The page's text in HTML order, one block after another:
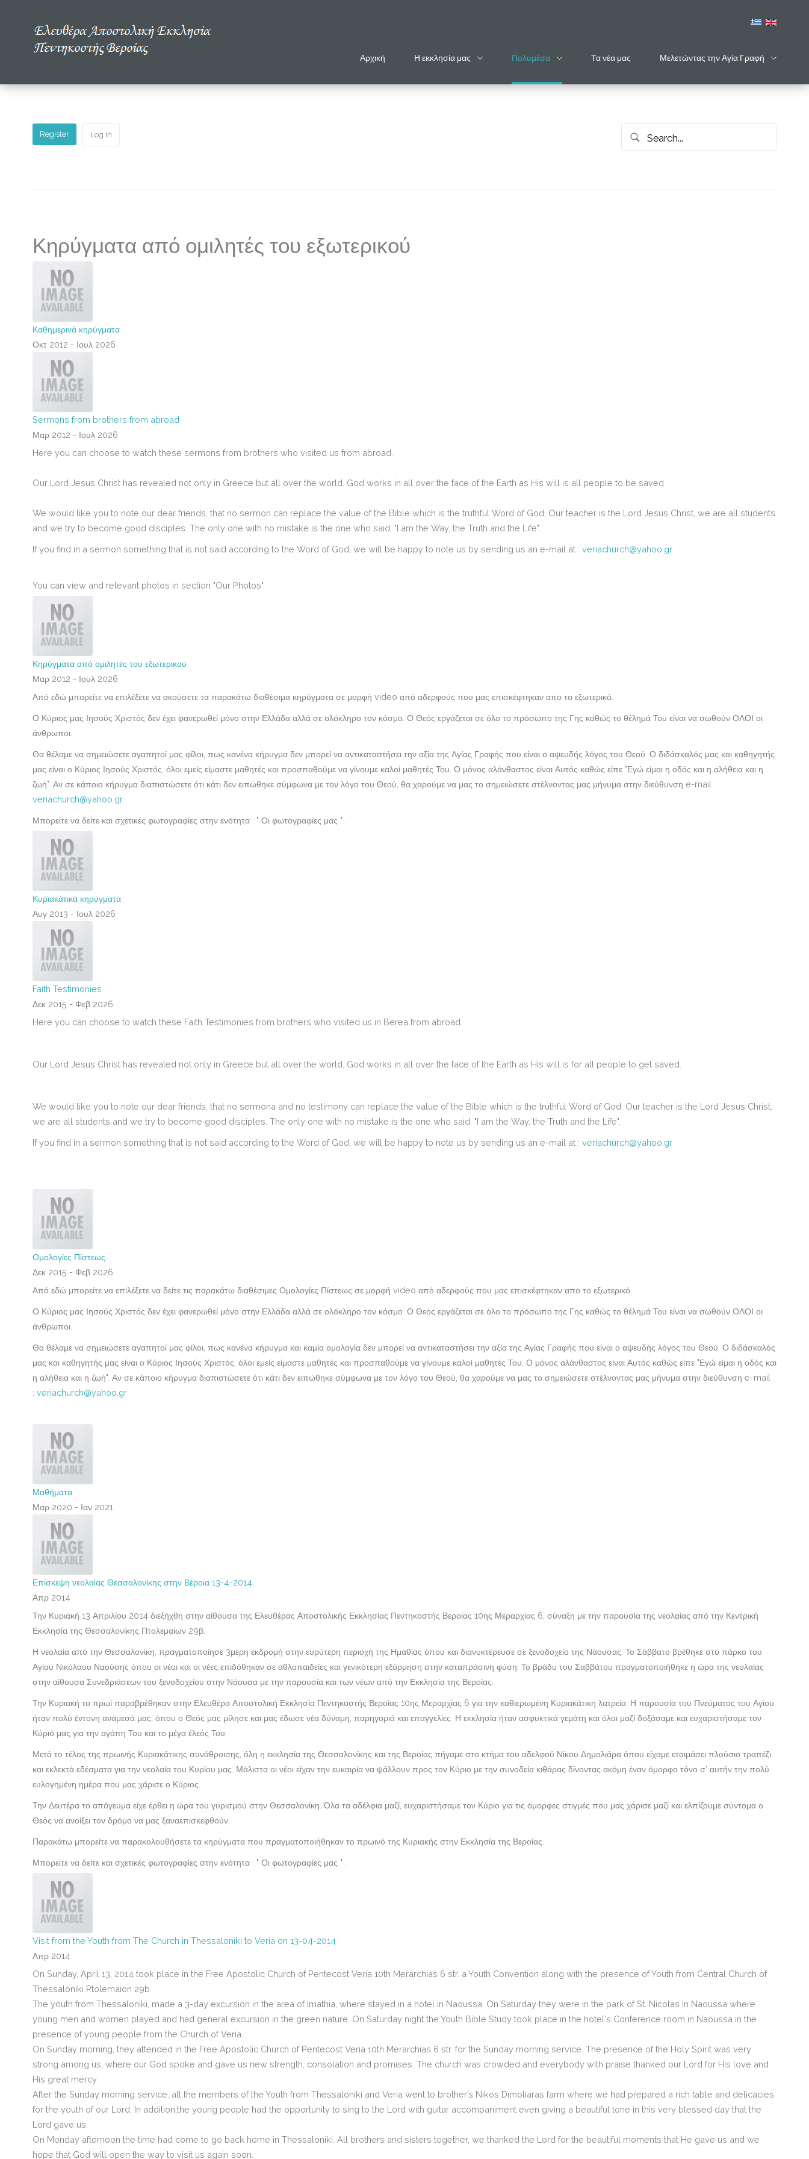
Πολυμέσα
Αρχική Η εκκλησία μας Πολυμέσα Τα νέα μας Μελετώντας την Αγία Γραφή
Register Log In
Κηρύγματα από ομιλητές του εξωτερικού
Καθημερινά κηρύγματα
Οκτ 2012 - Ιουλ 2026
Sermons from brothers from abroad
Μαρ 2012 - Ιουλ 2026
Here you can choose to watch these sermons from brothers who visited us from abroad.
Our Lord Jesus Christ has revealed not only in Greece but all over the world. God works in all over the face of the Earth as His will is all people to be saved.
We would like you to note our dear friends, that no sermon can replace the value of the Bible which is the truthful Word of God. Our teacher is the Lord Jesus Christ, we are all students
and we try to become good disciples. The only one with no mistake is the one who said: "I am the Way, the Truth and the Life".
If you find in a sermon something that is not said according to the Word of God, we will be happy to note us by sending us an e-mail at : veriachurch@yahoo.gr
You can view and relevant photos in section "Our Photos".
Κηρύγματα από ομιλητές του εξωτερικού
Μαρ 2012 - Ιουλ 2026
Από εδώ μπορείτε να επιλέξετε να ακούσετε τα παρακάτω διαθέσιμα κηρύγματα σε μορφή video από αδερφούς που μας επισκέφτηκαν απο το εξωτερικό.
Ο Κύριος μας Ιησούς Χριστός δεν έχει φανερωθεί μόνο στην Ελλάδα αλλά σε ολόκληρο τον κόσμο. Ο Θεός εργάζεται σε όλο το πρόσωπο της Γης καθώς το θέλημά Του είναι να σωθούν ΟΛΟΙ οι
άνθρωποι.
Θα θέλαμε να σημειώσετε αγαπητοί μας φίλοι, πως κανένα κήρυγμα δεν μπορεί να αντικαταστήσει την αξία της Αγίας Γραφής που είναι ο αψευδής λόγος του Θεού. Ο διδάσκαλός μας και καθηγητής
μας είναι ο Κύριος Ιησούς Χριστός, όλοι εμείς είμαστε μαθητές και προσπαθούμε να γίνουμε καλοί μαθητές Του. Ο μόνος αλάνθαστος είναι Αυτός καθώς είπε "Εγώ είμαι η οδός και η αλήθεια και η
ζωή". Αν σε κάποιο κήρυγμα διαπιστώσετε ότι κάτι δεν ειπώθηκε σύμφωνα με τον λόγο του Θεού, θα χαρούμε να μας το σημειώσετε στέλνοντας μας μήνυμα στην διεύθυνση e-mail :
veriachurch@yahoo.gr
Μπορείτε να δείτε και σχετικές φωτογραφίες στην ενότητα : " Οι φωτογραφίες μας " .
Κυριακάτικα κηρύγματα
Αυγ 2013 - Ιουλ 2026
Faith Testimonies
Δεκ 2015 - Φεβ 2026
Here you can choose to watch these Faith Testimonies from brothers who visited us in Berea from abroad.
Our Lord Jesus Christ has revealed not only in Greece but all over the world. God works in all over the face of the Earth as His will is for all people to get saved.
We would like you to note our dear friends, that no sermona and no testimony can replace the value of the Bible which is the truthful Word of God. Our teacher is the Lord Jesus Christ,
we are all students and we try to become good disciples. The only one with no mistake is the one who said: "I am the Way, the Truth and the Life".
If you find in a sermon something that is not said according to the Word of God, we will be happy to note us by sending us an e-mail at : veriachurch@yahoo.gr
Ομολογίες Πίστεως
Δεκ 2015 - Φεβ 2026
Από εδώ μπορείτε να επιλέξετε να δείτε τις παρακάτω διαθέσιμες Ομολογίες Πίστεως σε μορφή video από αδερφούς που μας επισκέφτηκαν απο το εξωτερικό.
Ο Κύριος μας Ιησούς Χριστός δεν έχει φανερωθεί μόνο στην Ελλάδα αλλά σε ολόκληρο τον κόσμο. Ο Θεός εργάζεται σε όλο το πρόσωπο της Γης καθώς το θέλημά Του είναι να σωθούν ΟΛΟΙ οι
άνθρωποι.
Θα θέλαμε να σημειώσετε αγαπητοί μας φίλοι, πως κανένα κήρυγμα και καμία ομολογία δεν μπορεί να αντικαταστήσει την αξία της Αγίας Γραφής που είναι ο αψευδής λόγος του Θεού. Ο διδάσκαλός
μας και καθηγητής μας είναι ο Κύριος Ιησούς Χριστός, όλοι εμείς είμαστε μαθητές και προσπαθούμε να γίνουμε καλοί μαθητές Του. Ο μόνος αλάνθαστος είναι Αυτός καθώς είπε "Εγώ είμαι η οδός και
η αλήθεια και η ζωή". Αν σε κάποιο κήρυγμα διαπιστώσετε ότι κάτι δεν ειπώθηκε σύμφωνα με τον λόγο του Θεού, θα χαρούμε να μας το σημειώσετε στέλνοντας μας μήνυμα στην διεύθυνση e-mail
: veriachurch@yahoo.gr
Μαθήματα
Μαρ 2020 - Ιαν 2021
Επίσκεψη νεολαίας Θεσσαλονίκης στην Βέροια 13-4-2014
Απρ 2014
Την Κυριακή 13 Απριλίου 2014 διεξήχθη στην αίθουσα της Ελευθέρας Αποστολικής Εκκλησίας Πεντηκοστής Βεροίας 10ης Μεραρχίας 6, σύναξη με την παρουσία της νεολαίας από την Κεντρική
Εκκλησία της Θεσσαλονίκης Πτολεμαίων 29β.
Η νεολαία από την Θεσσαλονίκη, πραγματοποίησε 3μερη εκδρομή στην ευρύτερη περιοχή της Ημαθίας όπου και διανυκτέρευσε σε ξενοδοχείο της Νάουσας. Το Σάββατο βρέθηκε στο πάρκο του
Αγίου Νικόλαου Ναούσης όπου οι νέοι και οι νέες επιδόθηκαν σε αθλοπαιδείες και γενικότερη εξόρμηση στην καταπράσινη φύση. Το βράδυ του Σαββάτου πραγματοποιήθηκε η ώρα της νεολαίας
στην αίθουσα Συνεδριάσεων του ξενοδοχείου στην Νάουσα με την παρουσία και των νέων από την Εκκλησία της Βεροίας.
Την Κυριακή το πρωί παραβρέθηκαν στην Ελευθέρα Αποστολική Εκκλησία Πεντηκοστής Βεροίας 10ης Μεραρχίας 6 για την καθιερωμένη Κυριακάτικη λατρεία. Η παρουσία του Πνεύματος του Αγίου
ήταν πολύ έντονη ανάμεσά μας, όπου ο Θεός μας μίλησε και μας έδωσε νέα δύναμη, παρηγοριά και επαγγελίες. Η εκκλησία ήταν ασφυκτικά γεμάτη και όλοι μαζί δοξάσαμε και ευχαριστήσαμε τον
Κύριό μας για την αγάπη Του και το μέγα έλεός Του.
Μετά το τέλος της πρωινής Κυριακάτικης συνάθροισης, όλη η εκκλησία της Θεσσαλονίκης και της Βεροίας πήγαμε στο κτήμα του αδελφού Νίκου Δημολιάρα όπου είχαμε ετοιμάσει πλούσιο τραπέζι
και εκλεκτά εδέσματα για την νεολαία του Κυρίου μας. Μάλιστα οι νέοι είχαν την ευκαιρία να ψάλλουν προς τον Κύριο με την συνοδεία κιθάρας δίνοντας ακόμη έναν όμορφο τόνο σ' αυτήν την πολύ
ευλογημένη ημέρα που μας χάρισε ο Κύριος.
Την Δευτέρα το απόγευμα είχε έρθει η ώρα του γυρισμού στην Θεσσαλονίκη. Όλα τα αδέλφια μαζί, ευχαριστήσαμε τον Κύριο για τις όμορφες στιγμές που μας χάρισε μαζί και ελπίζουμε σύντομα ο
Θεός να ανοίξει τον δρόμο να μας ξαναεπισκεφθούν.
Παρακάτω μπορείτε να παρακολουθήσετε τα κηρύγματα που πραγματοποιήθηκαν το πρωινό της Κυριακής στην Εκκλησία της Βεροίας.
Μπορείτε να δείτε και σχετικές φωτογραφίες στην ενότητα : " Οι φωτογραφίες μας " .
Visit from the Youth from The Church in Thessaloniki to Veria on 13-04-2014
Απρ 2014
On Sunday, April 13, 2014 took place in the Free Apostolic Church of Pentecost Veria 10th Merarchias 6 str. a Youth Convention along with the presence of Youth from Central Church of
Thessaloniki Ptolemaion 29b.
The youth from Thessaloniki, made a 3-day excursion in the area of Imathia, where stayed in a hotel in Naoussa. On Saturday they were in the park of St. Nicolas in Naoussa where
young men and women played and had general excursion in the green nature. On Saturday night the Youth Bible Study took place in the hotel's Conference room in Naoussa in the
presence of young people from the Church of Veria.
On Sunday morning, they attended in the Free Apostolic Church of Pentecost Veria 10th Merarchias 6 str. for the Sunday morning service. The presence of the Holy Spirit was very
strong among us, where our God spoke and gave us new strength, consolation and promises. The church was crowded and everybody with praise thanked our Lord for His love and
His great mercy.
After the Sunday morning service, all the members of the Youth from Thessaloniki and Veria went to brother’s Nikos Dimoliaras farm where we had prepared a rich table and delicacies
for the youth of our Lord. In addition,the young people had the opportunity to sing to the Lord with guitar accompaniment even giving a beautiful tone in this very blessed day that the
Lord gave us.
On Monday afternoon the time had come to go back home in Thessaloniki. All brothers and sisters together, we thanked the Lord for the beautiful moments that He gave us and we
hope that God will open the way to visit us again soon.